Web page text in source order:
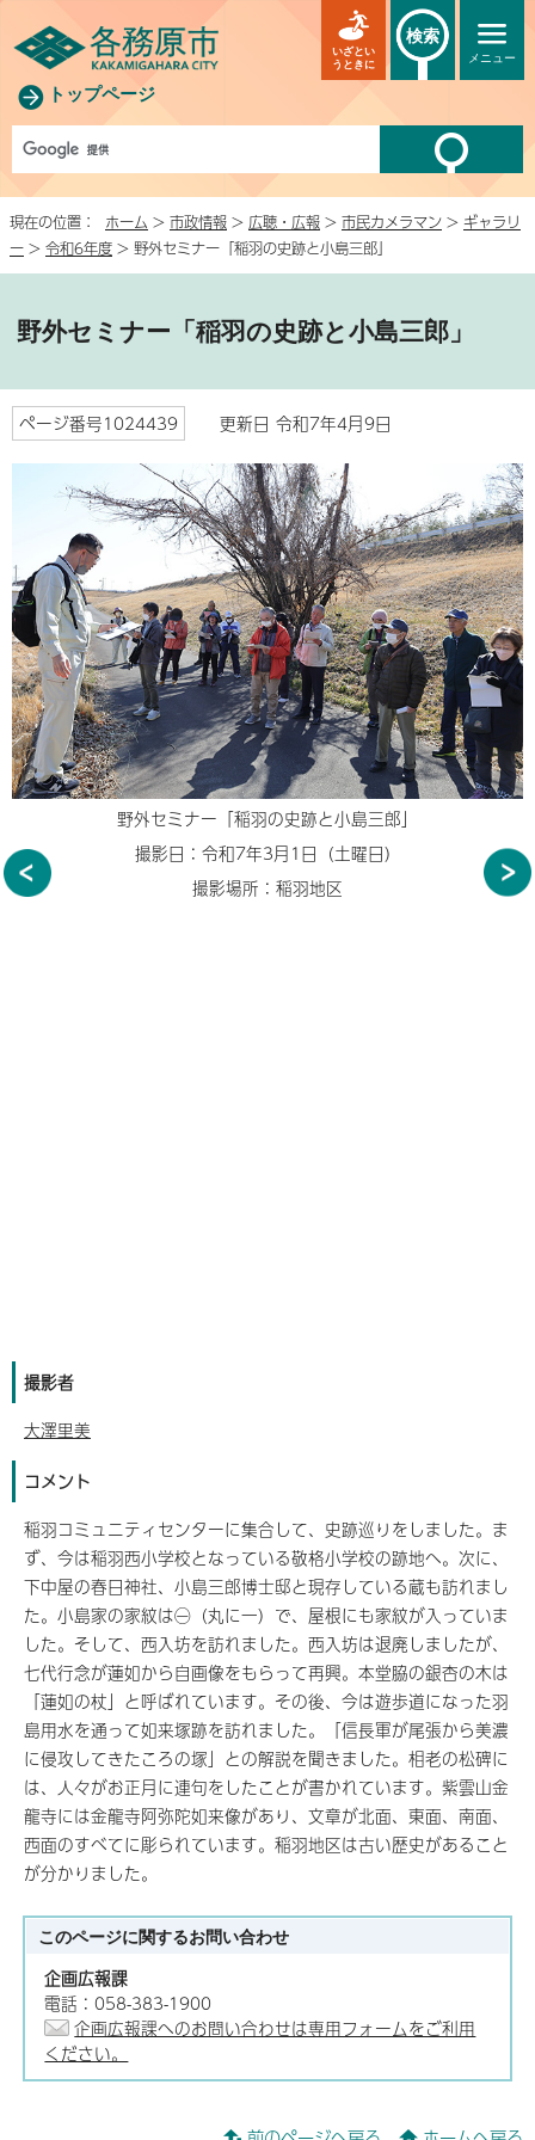
トップページ
メニュー
いざとい
うときに
検索
現在の位置： ホーム > 市政情報 > 広聴・広報 > 市民カメラマン > ギャラリ
ー > 令和6年度 > 野外セミナー「稲羽の史跡と小島三郎」
野外セミナー「稲羽の史跡と小島三郎」
ページ番号1024439 更新日 令和7年4月9日
野外セミナー「稲羽の史跡と小島三郎」
撮影日：令和7年3月1日（土曜日）
撮影場所：稲羽地区
撮影者
大澤里美
コメント
稲羽コミュニティセンターに集合して、史跡巡りをしました。ま
ず、今は稲羽西小学校となっている敬格小学校の跡地へ。次に、
下中屋の春日神社、小島三郎博士邸と現存している蔵も訪れまし
た。小島家の家紋は㊀（丸に一）で、屋根にも家紋が入っていま
した。そして、西入坊を訪れました。西入坊は退廃しましたが、
七代行念が蓮如から自画像をもらって再興。本堂脇の銀杏の木は
「蓮如の杖」と呼ばれています。その後、今は遊歩道になった羽
島用水を通って如来塚跡を訪れました。「信長軍が尾張から美濃
に侵攻してきたころの塚」との解説を聞きました。相老の松碑に
は、人々がお正月に連句をしたことが書かれています。紫雲山金
龍寺には金龍寺阿弥陀如来像があり、文章が北面、東面、南面、
西面のすべてに彫られています。稲羽地区は古い歴史があること
が分かりました。
このページに関するお問い合わせ
企画広報課
電話：058-383-1900
企画広報課へのお問い合わせは専用フォームをご利用
ください。